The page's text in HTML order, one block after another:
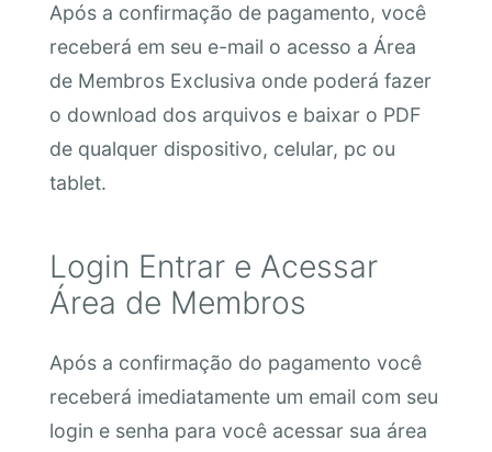
Após a confirmação de pagamento, você
receberá em seu e-mail o acesso a Área
de Membros Exclusiva onde poderá fazer
o download dos arquivos e baixar o PDF
de qualquer dispositivo, celular, pc ou
tablet.
Login Entrar e Acessar
Área de Membros
Após a confirmação do pagamento você
receberá imediatamente um email com seu
login e senha para você acessar sua área